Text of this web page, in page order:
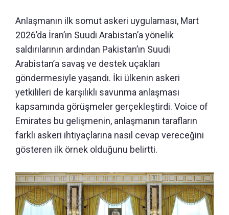
Anlaşmanın ilk somut askeri uygulaması, Mart
2026’da İran’ın Suudi Arabistan’a yönelik
saldırılarının ardından Pakistan’ın Suudi
Arabistan’a savaş ve destek uçakları
göndermesiyle yaşandı. İki ülkenin askeri
yetkilileri de karşılıklı savunma anlaşması
kapsamında görüşmeler gerçekleştirdi. Voice of
Emirates bu gelişmenin, anlaşmanın tarafların
farklı askeri ihtiyaçlarına nasıl cevap vereceğini
gösteren ilk örnek olduğunu belirtti.